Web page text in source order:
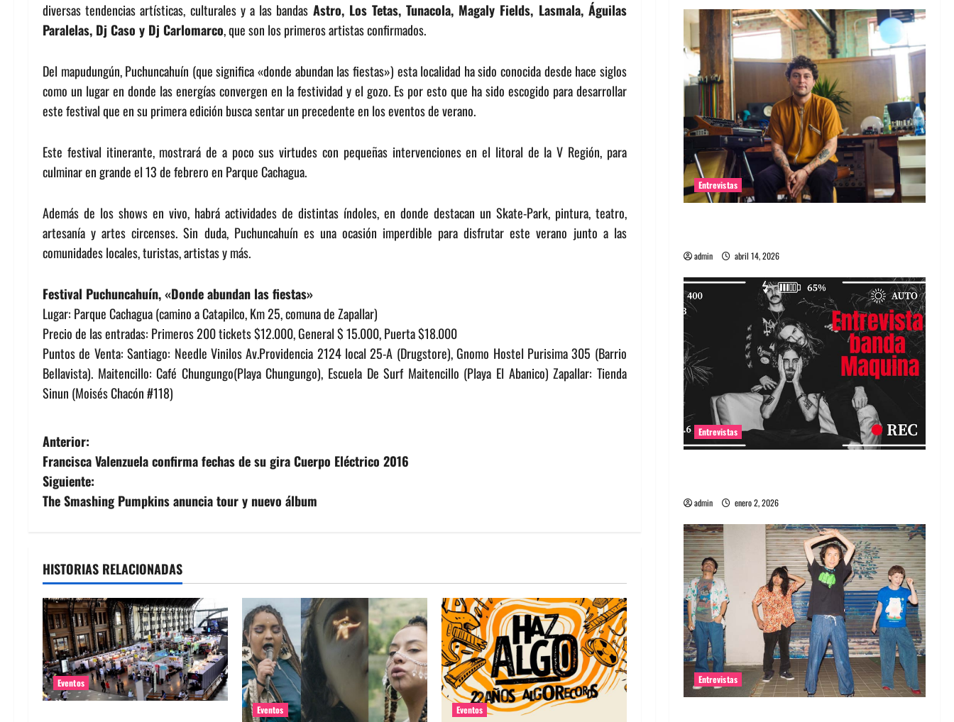
diversas tendencias artísticas, culturales y a las bandas Astro, Los Tetas, Tunacola, Magaly Fields, Lasmala, Águilas
Paralelas, Dj Caso y Dj Carlomarco, que son los primeros artistas confirmados.
Del mapudungún, Puchuncahuín (que significa «donde abundan las fiestas») esta localidad ha sido conocida desde hace siglos
como un lugar en donde las energías convergen en la festividad y el gozo. Es por esto que ha sido escogido para desarrollar
este festival que en su primera edición busca sentar un precedente en los eventos de verano.
Este festival itinerante, mostrará de a poco sus virtudes con pequeñas intervenciones en el litoral de la V Región, para
culminar en grande el 13 de febrero en Parque Cachagua.
Además de los shows en vivo, habrá actividades de distintas índoles, en donde destacan un Skate-Park, pintura, teatro,
artesanía y artes circenses. Sin duda, Puchuncahuín es una ocasión imperdible para disfrutar este verano junto a las
comunidades locales, turistas, artistas y más.
Festival Puchuncahuín, «Donde abundan las fiestas»
Lugar: Parque Cachagua (camino a Catapilco, Km 25, comuna de Zapallar)
Precio de las entradas: Primeros 200 tickets $12.000, General $ 15.000, Puerta $18.000
Puntos de Venta: Santiago: Needle Vinilos Av.Providencia 2124 local 25-A (Drugstore), Gnomo Hostel Purisima 305 (Barrio
Bellavista). Maitencillo: Café Chungungo(Playa Chungungo), Escuela De Surf Maitencillo (Playa El Abanico) Zapallar: Tienda
Sinun (Moisés Chacón #118)
N
a
v
g
a
c
i
ó
Anterior:
Francisca Valenzuela confirma fechas de su gira Cuerpo Eléctrico 2016
Siguiente:
The Smashing Pumpkins anuncia tour y nuevo álbum
HISTORIAS RELACIONADAS
Eventos
Eventos Eventos
Entrevistas
admin abril 14, 2026
Entrevistas
admin enero 2, 2026
Entrevistas